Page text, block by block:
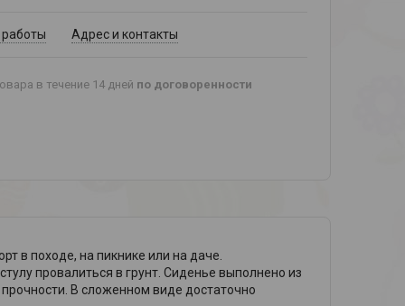
Адрес и контакты
в течение 14 дней по договоренности
в походе, на пикнике или на даче.
провалиться в грунт. Сиденье выполнено из
В сложенном виде достаточно